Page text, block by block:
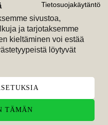
Tietosuojakäytäntö
sivustoa,
ja tarjotaksemme
kieltäminen voi estää
löytyvät
TÄMÄN
Seuraa meitä